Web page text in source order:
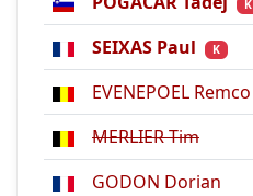
K
SEIXAS Paul
K
EVENEPOEL Remco
MERLIER Tim
GODON Dorian